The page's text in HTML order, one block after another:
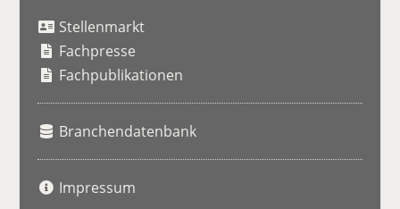
Stellenmarkt
Fachpresse
Fachpublikationen
Branchendatenbank
Impressum